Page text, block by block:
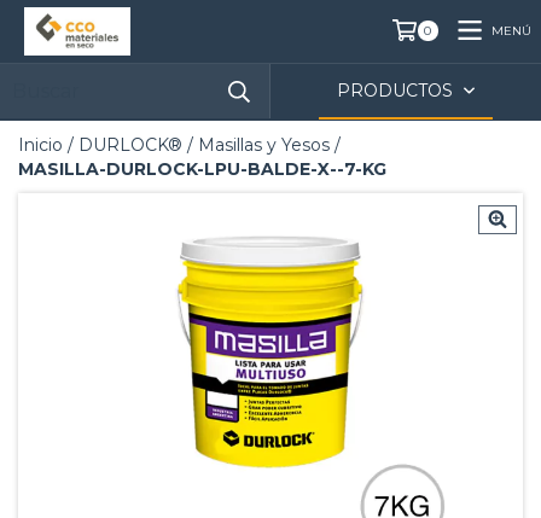
0 MENÚ
PRODUCTOS
Inicio / DURLOCK® / Masillas y Yesos /
MASILLA-DURLOCK-LPU-BALDE-X--7-KG